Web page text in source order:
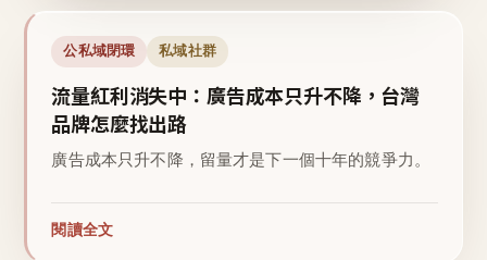
公私域閉環 私域社群
流量紅利消失中：廣告成本只升不降，台灣
品牌怎麼找出路
廣告成本只升不降，留量才是下一個十年的競爭力。
閱讀全文